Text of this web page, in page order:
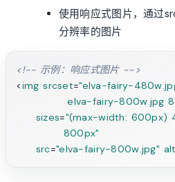
使用响应式图片，通过
分辨率的图片
<!-- 示例：响应式图片 -->
<img srcset="elva-fairy-
elva-fairy-800w.jpg
sizes="(max-width: 600px)
            800px"
src="elva-fairy-800w.jpg" alt